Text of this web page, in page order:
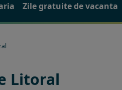
Zile gratuite de vacanta
Litoral